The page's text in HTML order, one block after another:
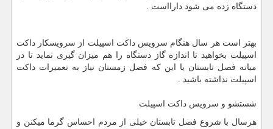
دستگاه زده می شود دارااست .
بهتر است هر سال هنگام سرویس داکت اسپیلت از سرویسکار داکت
اسپیلت بخواهید تا اندازه گاز دستگاه را هم میزان گیری نماید تا در
میانه فصل تابستان یا این که فصل زمستان نیاز به تعمیرات داکت
اسپیلت نداشته باشید .
شستشو و سرویس داکت اسپیلت
هرسال با شروع فصل تابستان خیلی از مردم احساس گرما میکنن و